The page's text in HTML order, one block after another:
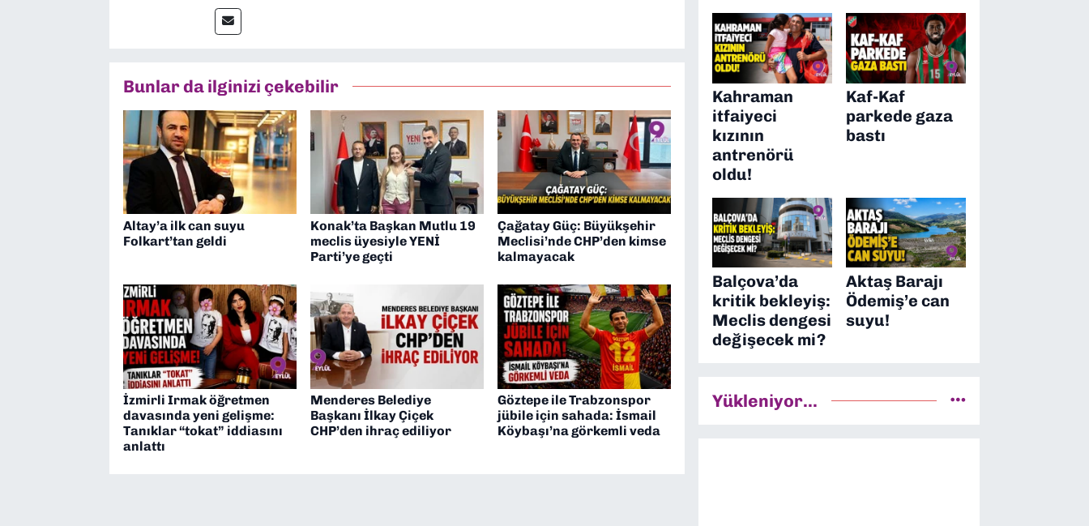
“Haber Müdürü” olarak görev almaktayım. Hak odaklı haberciliğe dair
çalışmalar yapıyorum
Bunlar da ilginizi çekebilir
Altay’a ilk can suyu
Folkart’tan geldi
Konak’ta Başkan Mutlu 19
meclis üyesiyle YENİ
Parti’ye geçti
Çağatay Güç: Büyükşehir
Meclisi’nde CHP’den kimse
kalmayacak
İzmirli Irmak öğretmen
davasında yeni gelişme:
Tanıklar “tokat” iddiasını
anlattı
Menderes Belediye
Başkanı İlkay Çiçek
CHP’den ihraç ediliyor
Göztepe ile Trabzonspor
jübile için sahada: İsmail
Köybaşı’na görkemli veda
Kahraman
itfaiyeci
kızının
antrenörü
oldu!
Kaf-Kaf
parkede gaza
bastı
Balçova’da
kritik bekleyiş:
Meclis dengesi
değişecek mi?
Aktaş Barajı
Ödemiş’e can
suyu!
Yükleniyor...